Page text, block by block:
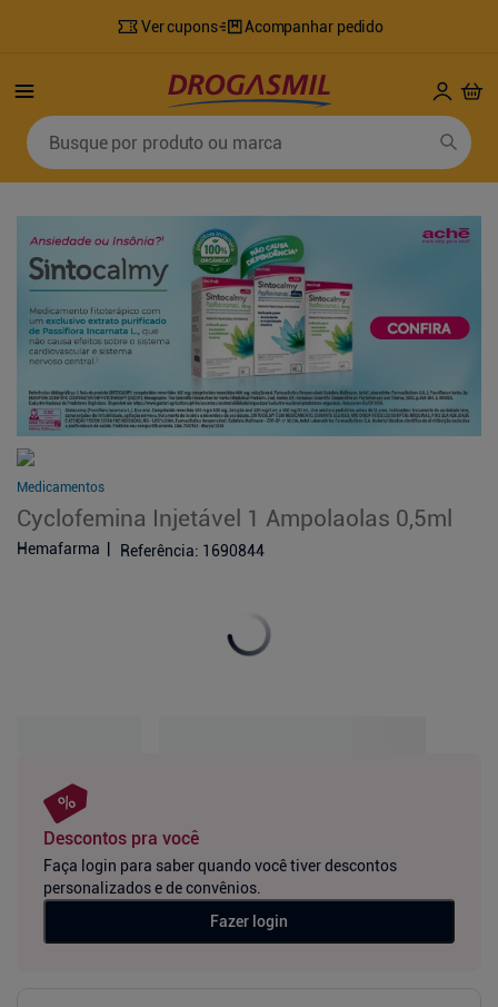
Ver cupons Acompanhar pedido
Busque por produto ou marca
Medicamentos
Cyclofemina Injetável 1 Ampolaolas 0,5ml
Hemafarma Referência: 1690844
Descontos pra você
Faça login para saber quando você tiver descontos
personalizados e de convênios.
Fazer login
2º
lenco umedecido
3º
retinol
4º
fralda geriatrica
5º desodorante
7º
sabonete líquido
8º
tylenol
9º
fralda xg
10º shampoo